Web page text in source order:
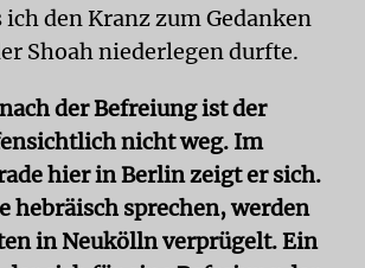
ich den Kranz zum Gedanken
Shoah niederlegen durfte.
der Befreiung ist der
nicht weg. Im
hier in Berlin zeigt er sich.
hebräisch sprechen, werden
in Neukölln verprügelt. Ein